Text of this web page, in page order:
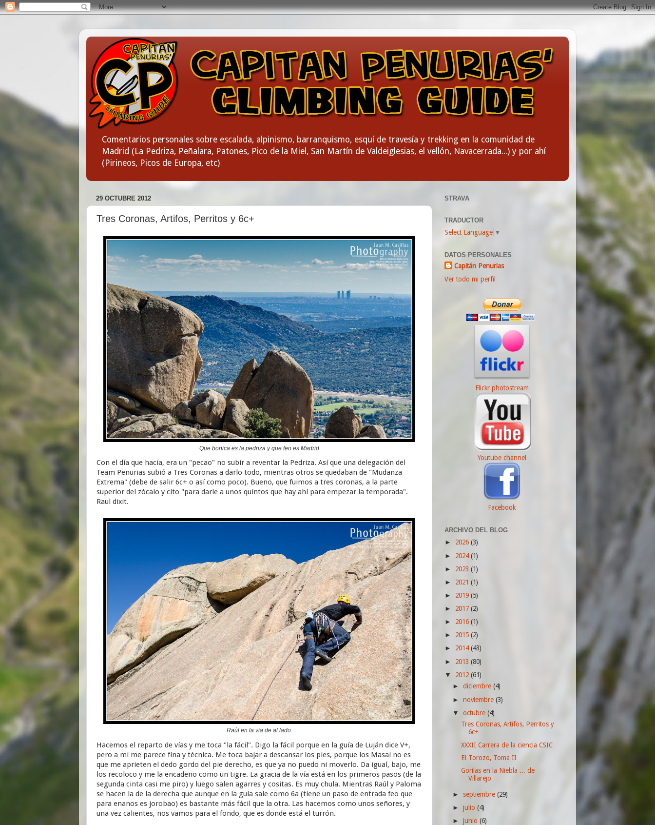
Comentarios personales sobre escalada, alpinismo, barranquismo, esquí de travesía y trekking en la comunidad de
Madrid (La Pedriza, Peñalara, Patones, Pico de la Miel, San Martín de Valdeiglesias, el vellón, Navacerrada...) y por ahí
(Pirineos, Picos de Europa, etc)
29 OCTUBRE 2012
Tres Coronas, Artifos, Perritos y 6c+
Que bonica es la pedriza y que feo es Madrid
Con el día que hacía, era un "pecao" no subir a reventar la Pedriza. Así que una delegación del
Team Penurias subió a Tres Coronas a darlo todo, mientras otros se quedaban de "Mudanza
Extrema" (debe de salir 6c+ o así como poco). Bueno, que fuimos a tres coronas, a la parte
superior del zócalo y cito "para darle a unos quintos que hay ahí para empezar la temporada".
Raul dixit.
Raúl en la via de al lado.
Hacemos el reparto de vías y me toca "la fácil". Digo la fácil porque en la guía de Luján dice V+,
pero a mi me parece fina y técnica. Me toca bajar a descansar los pies, porque los Masai no es
que me aprieten el dedo gordo del pie derecho, es que ya no puedo ni moverlo. Da igual, bajo, me
los recoloco y me la encadeno como un tigre. La gracia de la vía está en los primeros pasos (de la
segunda cinta casi me piro) y luego salen agarres y cositas. Es muy chula. Mientras Raúl y Paloma
se hacen la de la derecha que aunque en la guía sale como 6a (tiene un paso de entrada feo que
para enanos es jorobao) es bastante más fácil que la otra. Las hacemos como unos señores, y
una vez calientes, nos vamos para el fondo, que es donde está el turrón.
STRAVA
TRADUCTOR
Select Language ▼
DATOS PERSONALES
Capitán Penurias
Ver todo mi perfil
Flickr photostream
Youtube channel
Facebook
ARCHIVO DEL BLOG
► 2026 (3)
► 2024(1)
► 2023 (1)
► 2021 (1)
► 2019 (5)
► 2017 (2)
► 2016 (1)
► 2015 (2)
► 2014(43)
► 2013 (80)
▼ 2012 (61)
►diciembre(4)
►noviembre(3)
▼octubre(4)
Tres Coronas, Artifos, Perritos y
6c+
XXXII Carrera de la ciencia CSIC
El Torozo, Toma II
Gorilas en la Niebla ... de
Villarejo
► septiembre(29)
►julio(4)
►junio(6)